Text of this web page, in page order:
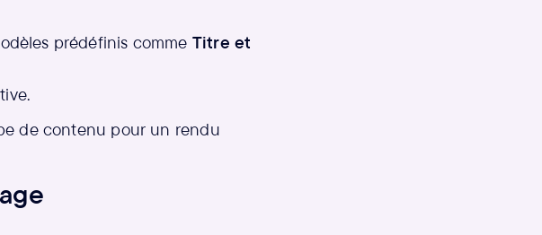
prédéfinis comme Titre et
de contenu pour un rendu